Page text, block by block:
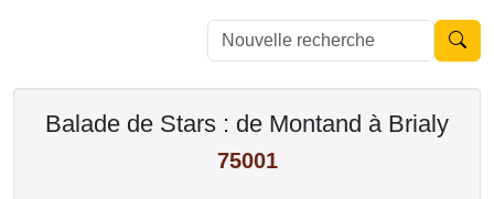
Balade de Stars : de Montand à Brialy
75001